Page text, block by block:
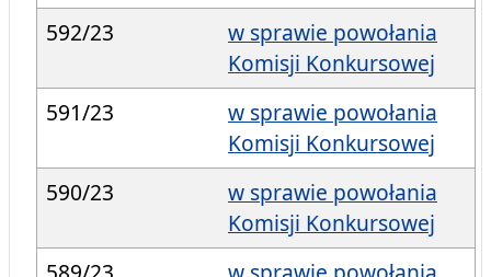
592/23
w sprawie powołania
Komisji Konkursowej
591/23
w sprawie powołania
Komisji Konkursowej
590/23
w sprawie powołania
Komisji Konkursowej